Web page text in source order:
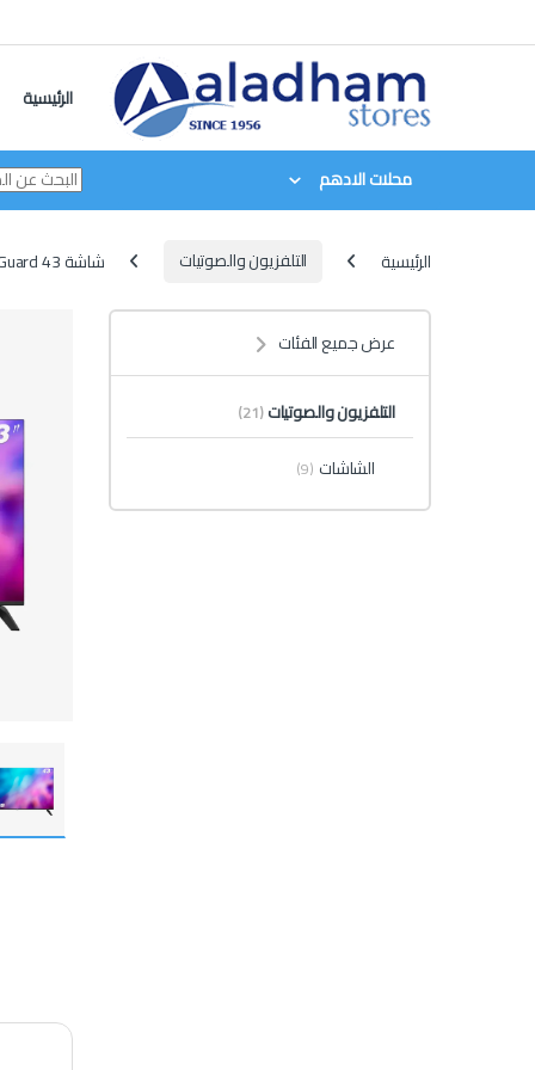
الرئيسية
محلات الادهم
الرئيسية التلفزيون والصوتيات شاشة G-Guard 43 بوصة
عرض جميع الفئات
التلفزيون والصوتيات(21)
الشاشات (9)